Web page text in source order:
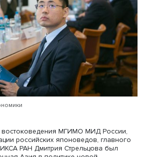
существование единой
которой субцивилизации
взаимодействовать. «Такая
всего интересами
требует углубления
Есть и второе
свою цивилизацию как
границ. К ней
диаспоры за рубежом, а в
отнесены и другие
китайскую культуру,